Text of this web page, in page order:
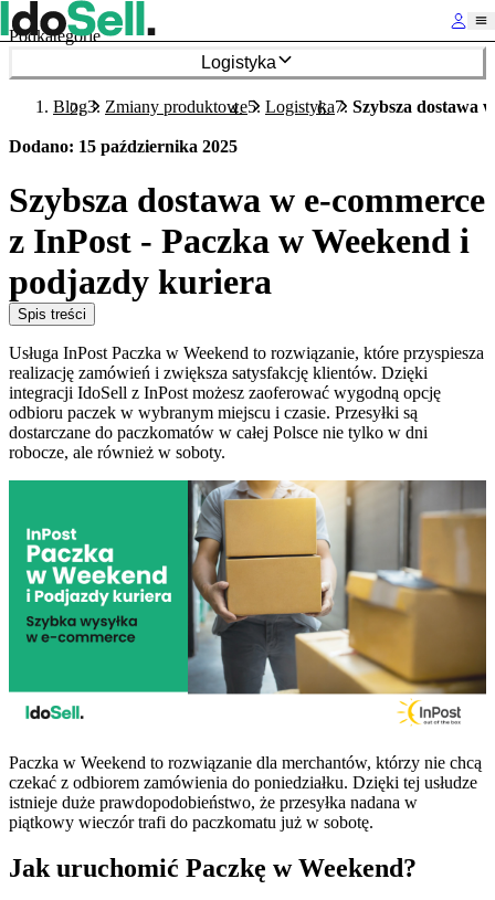
Podkategorie
Logistyka
Blog Zmiany produktowe Logistyka Szybsza dostawa
Dodano: 15 października 2025
Szybsza dostawa w e-commerce
z InPost - Paczka w Weekend i
podjazdy kuriera
Spis treści
Usługa InPost Paczka w Weekend to rozwiązanie, które przyspiesza
realizację zamówień i zwiększa satysfakcję klientów. Dzięki
integracji IdoSell z InPost możesz zaoferować wygodną opcję
odbioru paczek w wybranym miejscu i czasie. Przesyłki są
dostarczane do paczkomatów w całej Polsce nie tylko w dni
robocze, ale również w soboty.
Paczka w Weekend to rozwiązanie dla merchantów, którzy nie chcą
czekać z odbiorem zamówienia do poniedziałku. Dzięki tej usłudze
istnieje duże prawdopodobieństwo, że przesyłka nadana w
piątkowy wieczór trafi do paczkomatu już w sobotę.
Jak uruchomić Paczkę w Weekend?